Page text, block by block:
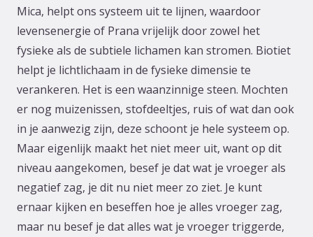
Mica, helpt ons systeem uit te lijnen, waardoor
levensenergie of Prana vrijelijk door zowel het
fysieke als de subtiele lichamen kan stromen. Biotiet
helpt je lichtlichaam in de fysieke dimensie te
verankeren. Het is een waanzinnige steen. Mochten
er nog muizenissen, stofdeeltjes, ruis of wat dan ook
in je aanwezig zijn, deze schoont je hele systeem op.
Maar eigenlijk maakt het niet meer uit, want op dit
niveau aangekomen, besef je dat wat je vroeger als
negatief zag, je dit nu niet meer zo ziet. Je kunt
ernaar kijken en beseffen hoe je alles vroeger zag,
maar nu besef je dat alles wat je vroeger triggerde,